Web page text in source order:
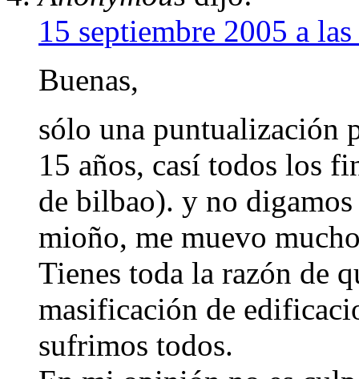
15 septiembre 2005 a
Buenas,
sólo una puntualización
15 años, casí todos los
de bilbao). y no
mioño, me muevo
Tienes toda la razón de
masificación de
sufrimos todos.